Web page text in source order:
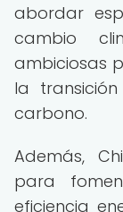
abordar
cambio
ambiciosas
la
carbono.
Además,
para
eficiencia